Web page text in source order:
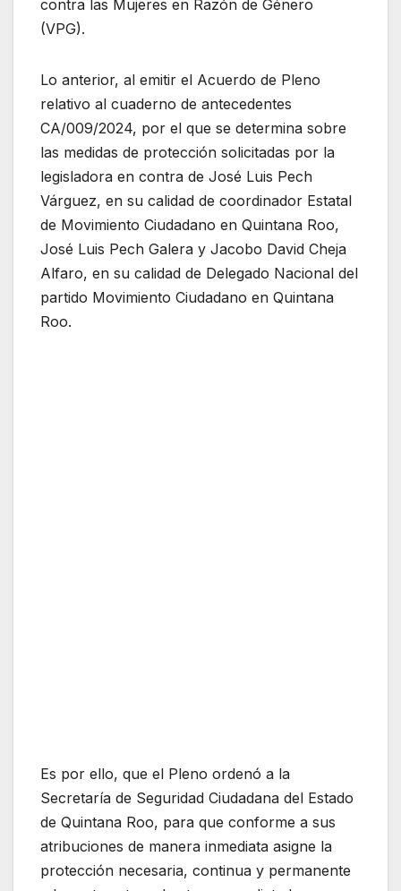
contra las Mujeres en Razón de Género
(VPG).
Lo anterior, al emitir el Acuerdo de Pleno
relativo al cuaderno de antecedentes
CA/009/2024, por el que se determina sobre
las medidas de protección solicitadas por la
legisladora en contra de José Luis Pech
Várguez, en su calidad de coordinador Estatal
de Movimiento Ciudadano en Quintana Roo,
José Luis Pech Galera y Jacobo David Cheja
Alfaro, en su calidad de Delegado Nacional del
partido Movimiento Ciudadano en Quintana
Roo.
Es por ello, que el Pleno ordenó a la
Secretaría de Seguridad Ciudadana del Estado
de Quintana Roo, para que conforme a sus
atribuciones de manera inmediata asigne la
protección necesaria, continua y permanente